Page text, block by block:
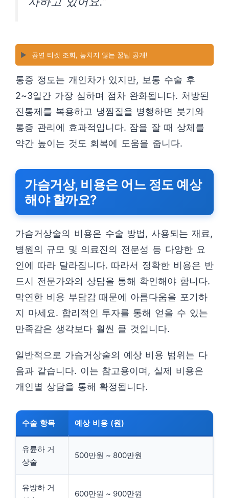
▶️ 공연 티켓 조회, 놓치지 않는 꿀팁 공개!
통증 정도는 개인차가 있지만, 보통 수술 후
2~3일간 가장 심하며 점차 완화됩니다. 처방된
진통제를 복용하고 냉찜질을 병행하면 붓기와
통증 관리에 효과적입니다. 잠을 잘 때 상체를
약간 높이는 것도 회복에 도움을 줍니다.
가슴거상, 비용은 어느 정도 예상
해야 할까요?
가슴거상술의 비용은 수술 방법, 사용되는 재료,
병원의 규모 및 의료진의 전문성 등 다양한 요
인에 따라 달라집니다. 따라서 정확한 비용은 반
드시 전문가와의 상담을 통해 확인해야 합니다.
막연한 비용 부담감 때문에 아름다움을 포기하
지 마세요. 합리적인 투자를 통해 얻을 수 있는
만족감은 생각보다 훨씬 클 것입니다.
일반적으로 가슴거상술의 예상 비용 범위는 다
음과 같습니다. 이는 참고용이며, 실제 비용은
개인별 상담을 통해 확정됩니다.
수술 항목 예상 비용 (원)
유륜하 거
상술
500만원 ~ 800만원
유방하 거
600만원 ~ 900만원